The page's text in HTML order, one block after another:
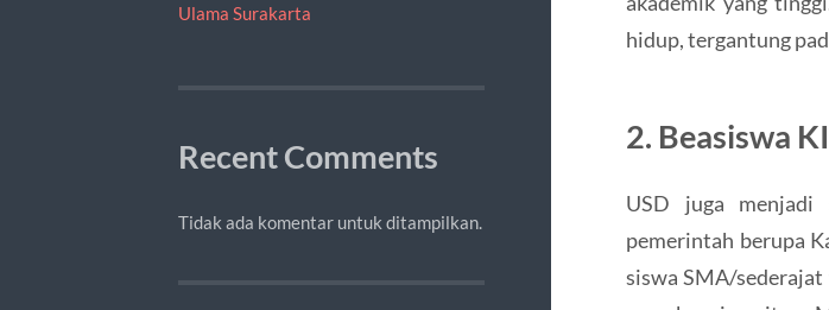
Ulama Surakarta
Recent Comments
Tidak ada komentar untuk ditampilkan.
hidup, tergantung
2. Beasiswa
USD juga menjadi
pemerintah berupa
siswa SMA/